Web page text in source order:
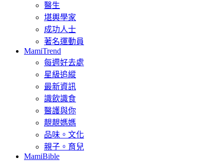
醫生
堪輿學家
成功人士
著名運動員
MamiTrend
每週好去處
星級追縱
最新資訊
識飲識食
醫護與你
靚靚媽媽
品味。文化
親子。育兒
MamiBible